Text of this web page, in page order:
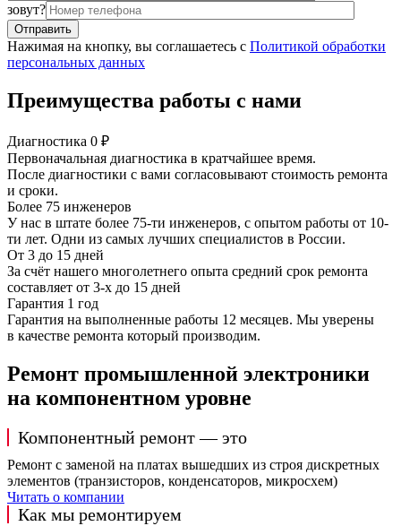
зовут?
Нажимая на кнопку, вы соглашаетесь с Политикой обработки
персональных данных
Преимущества работы с нами
Диагностика 0 ₽
Первоначальная диагностика в кратчайшее время.
После диагностики с вами согласовывают стоимость ремонта
и сроки.
Более 75 инженеров
У нас в штате более 75-ти инженеров, с опытом работы от 10-
ти лет. Одни из самых лучших специалистов в России.
От 3 до 15 дней
За счёт нашего многолетнего опыта средний срок ремонта
составляет от 3-х до 15 дней
Гарантия 1 год
Гарантия на выполненные работы 12 месяцев. Мы уверены
в качестве ремонта который производим.
Ремонт промышленной электроники
на компонентном уровне
Компонентный ремонт — это
Ремонт с заменой на платах вышедших из строя дискретных
элементов (транзисторов, конденсаторов, микросхем)
Читать о компании
Как мы ремонтируем